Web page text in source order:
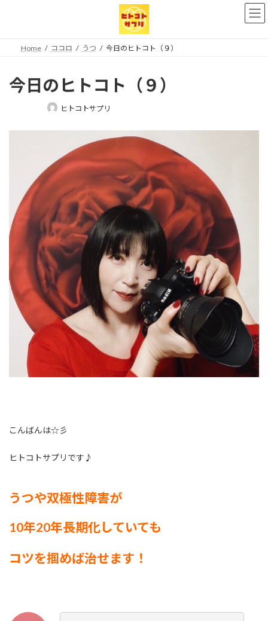
Home ココロ うつ 今日のヒトコト（９）
今日のヒトコト（９）
最
:
ヒトコトサプリ
こんばんは☆彡
ヒトコトサプリです♪
うつや双極性障害が
10年20年長期化していても
コツを掴めば治せます！